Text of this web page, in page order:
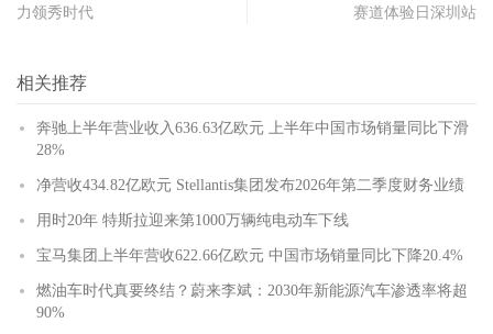
力领秀时代
赛道体验日深圳站
相关推荐
奔驰上半年营业收入636.63亿欧元 上半年中国市场销量同比下滑
28%
净营收434.82亿欧元 Stellantis集团发布2026年第二季度财务业绩
用时20年 特斯拉迎来第1000万辆纯电动车下线
宝马集团上半年营收622.66亿欧元 中国市场销量同比下降20.4%
燃油车时代真要终结？蔚来李斌：2030年新能源汽车渗透率将超
90%